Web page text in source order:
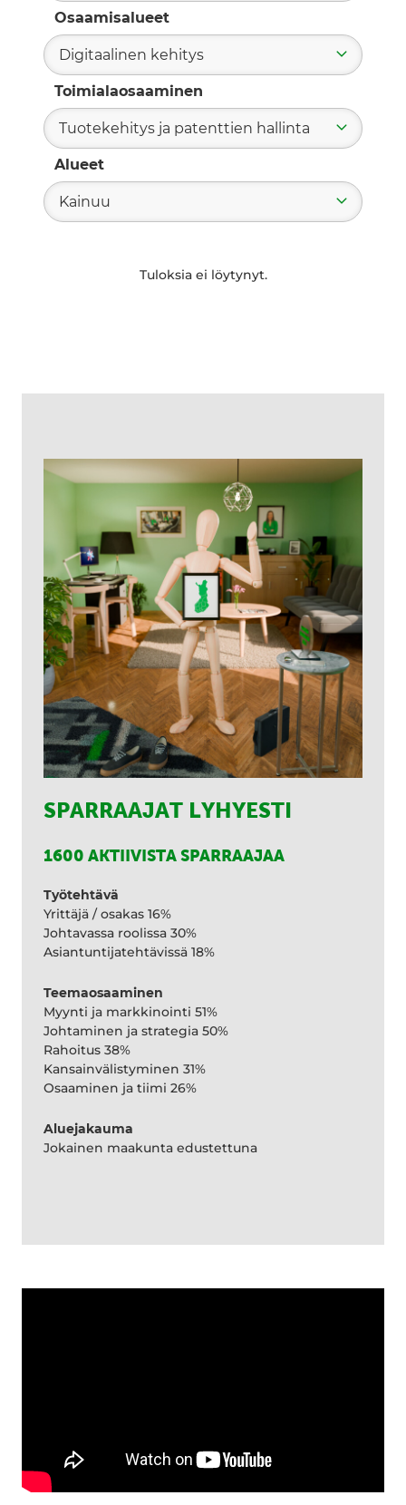
Osaamisalueet
Digitaalinen kehitys
Toimialaosaaminen
Tuotekehitys ja patenttien hallinta
Alueet
Kainuu
Tuloksia ei löytynyt.
SPARRAAJAT LYHYESTI
1600 AKTIIVISTA SPARRAAJAA
Työtehtävä
Yrittäjä / osakas 16%
Johtavassa roolissa 30%
Asiantuntijatehtävissä 18%
Teemaosaaminen
Myynti ja markkinointi 51%
Johtaminen ja strategia 50%
Rahoitus 38%
Kansainvälistyminen 31%
Osaaminen ja tiimi 26%
Aluejakauma
Jokainen maakunta edustettuna